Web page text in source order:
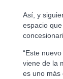
Así, y
espacio
“Este
viene de la
es uno más